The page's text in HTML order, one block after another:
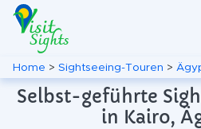
Home > Sightseeing-Touren >
Selbst-geführte
in Kairo,